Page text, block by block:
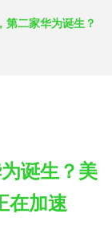
第二家华为诞生？
诞生？美
在加速